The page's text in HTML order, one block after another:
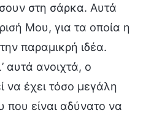
στη σάρκα. Αυτά
Μου, για τα οποία η
παραμικρή ιδέα.
αυτά ανοιχτά, ο
να έχει τόσο μεγάλη
είναι αδύνατο να